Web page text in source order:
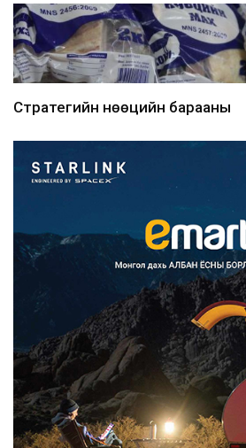
Стратегийн нөөцийн барааны
Монгол Улс COP17 бага хуралд
тэрбум ам.доллары...
2026/08/06
“Улаанбаатар трам” төсөл